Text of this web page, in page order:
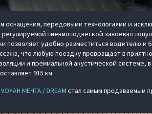
оснащения, передовыми технологиями и
пневмоподвеской завоевал
позволяет удобно разместиться водителю и
что любую поездку превращает в
и премиальной акустической системе,
915 км.
VOYAH МЕЧТА / DREAM стал самым продаваемым